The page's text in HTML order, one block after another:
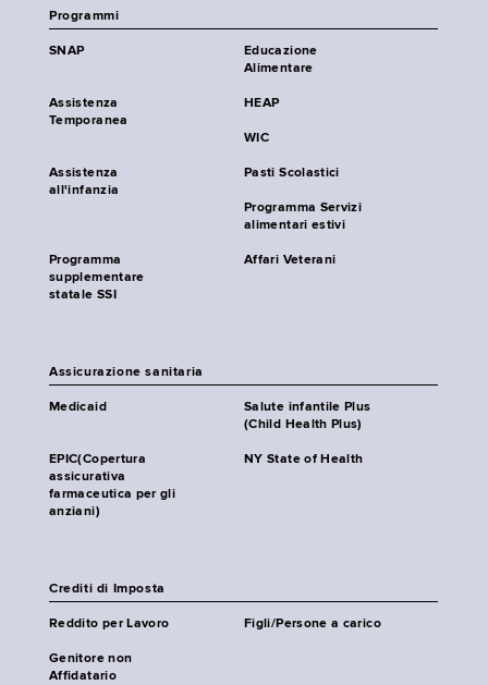
Programmi
SNAP
Educazione
Alimentare
Assistenza
Temporanea
HEAP
WIC
Assistenza
all'infanzia
Pasti Scolastici
Programma Servizi
alimentari estivi
Programma
supplementare
statale SSI
Affari Veterani
Assicurazione sanitaria
Medicaid
Salute infantile Plus
(Child Health Plus)
EPIC(Copertura
assicurativa
farmaceutica per gli
anziani)
NY State of Health
Crediti di Imposta
Reddito per Lavoro Figli/Persone a carico
Genitore non
Affidatario